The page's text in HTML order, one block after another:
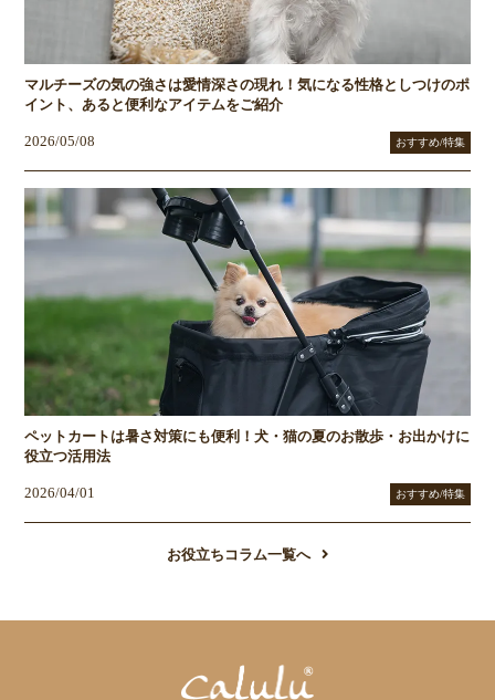
マルチーズの気の強さは愛情深さの現れ！気になる性格としつけのポ
イント、あると便利なアイテムをご紹介
2026/05/08 おすすめ/特集
ペットカートは暑さ対策にも便利！犬・猫の夏のお散歩・お出かけに
役立つ活用法
2026/04/01 おすすめ/特集
お役立ちコラム一覧へ